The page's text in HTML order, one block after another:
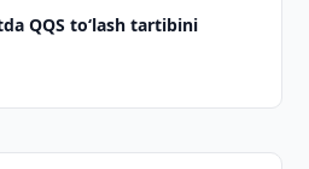
QQS to‘lash tartibini